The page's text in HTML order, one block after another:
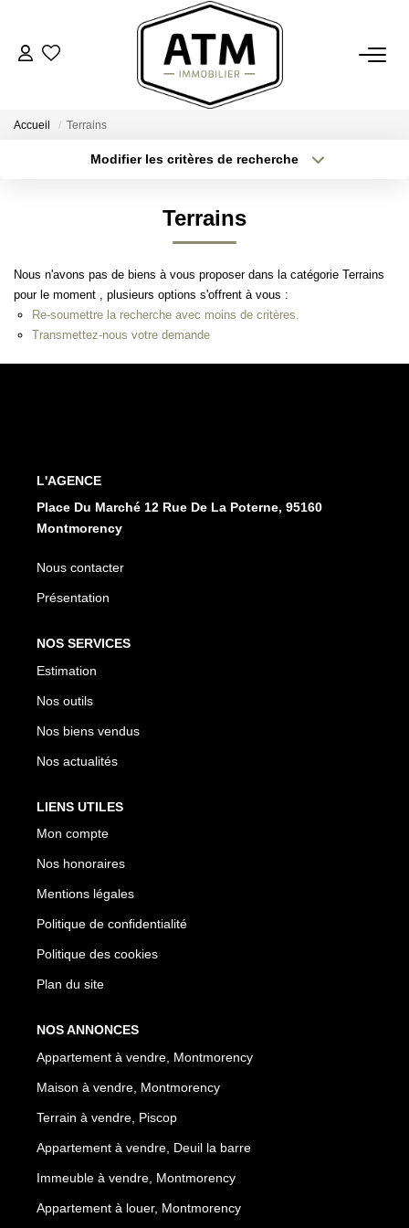
ACHETER
Notre Agence
Nos Engagements
Nos Avis Clients
Accueil Terrains
Modifier les critères de recherche
Budget max Plus de critères
Terrains
Nous n'avons pas de biens à vous proposer dans la catégorie Terrains
pour le moment , plusieurs options s'offrent à vous :
Re-soumettre la recherche avec moins de critères.
Transmettez-nous votre demande
L'AGENCE
Place Du Marché 12 Rue De La Poterne, 95160
Montmorency
Nous contacter
Présentation
NOS SERVICES
Estimation
Nos outils
Nos biens vendus
Nos actualités
LIENS UTILES
Mon compte
Nos honoraires
Mentions légales
Politique de confidentialité
Politique des cookies
Plan du site
NOS ANNONCES
Appartement à vendre, Montmorency
Maison à vendre, Montmorency
Terrain à vendre, Piscop
Appartement à vendre, Deuil la barre
Immeuble à vendre, Montmorency
Appartement à louer, Montmorency